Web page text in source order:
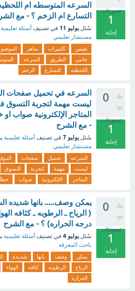
تصويتات
1
إجابة
السرعه المتوسطه ام
التسارع ام الزخم ؟ - مع
سُئل يوليو 11 في تصنيف أسئلة تعليمية
مستشار تعليمي
تقيس كاميرات ساهر
جانبي
الطريق السرعه
اللحظيه
التسارع الزخم
0
تصويتات
1
إجابة
السرعه في تحميل صفحات
ليست مهمة لتجربة التسوق
المتاجر الإلكترونية صواب
- مع الشرح
سُئل يوليو 7 في تصنيف أسئلة تعليمية
مستشار تعليمي
السرعه تحميل صفحات
ليست
مهمة لتجربة
التسوق
المتاجر
الإلكترونية صواب خطأ
0
تصويتات
1
إجابة
يمكن وصف..... بانها شديده
( الرياح ـ الرطوبه ـ كثافه
درجه الحراره) ؟ - مع الشرح
سُئل يوليو 4 في تصنيف أسئلة تعليمية
باحث المعرفة
يمكن وصف بانها شديده
الرياح
الرطوبه كثافه الهواء
الحراره